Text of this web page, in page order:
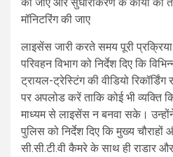
मॉनिटरिंग की जाए
लाइसेंस जारी करते समय पूरी
परिवहन विभाग को निर्देश दिए कि
ट्रायल-ट्रेस्टिंग की वीडियो
पर अपलोड करें ताकि कोई भी व्यक्ति
माध्यम से लाइसेंस न बनवा सके।
पुलिस को निर्देश दिए कि मुख्य
सी.सी.टी.वी कैमरे के साथ ही राडार